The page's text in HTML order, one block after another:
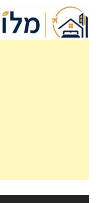
content